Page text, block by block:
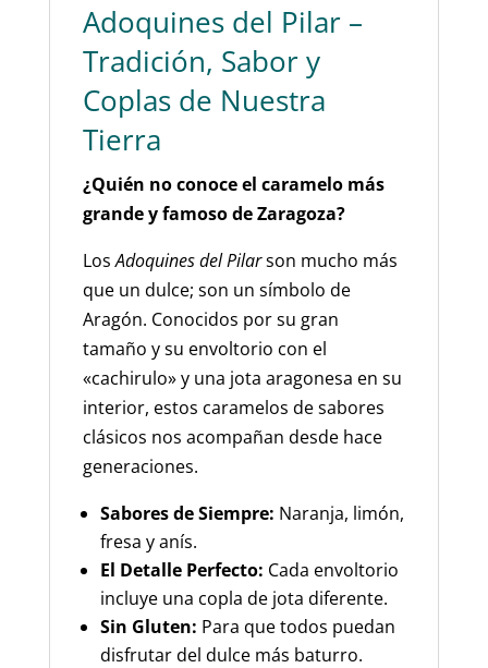
Adoquines del Pilar –
Tradición, Sabor y
Coplas de Nuestra
Tierra
¿Quién no conoce el caramelo más
grande y famoso de Zaragoza?
LosAdoquines del Pilarson mucho más
que un dulce; son un símbolo de
Aragón. Conocidos por su gran
tamaño y su envoltorio con el
«cachirulo» y una jota aragonesa en su
interior, estos caramelos de sabores
clásicos nos acompañan desde hace
generaciones.
Sabores de Siempre: Naranja, limón,
fresa y anís.
El Detalle Perfecto: Cada envoltorio
incluye una copla de jota diferente.
Sin Gluten: Para que todos puedan
disfrutar del dulce más baturro.